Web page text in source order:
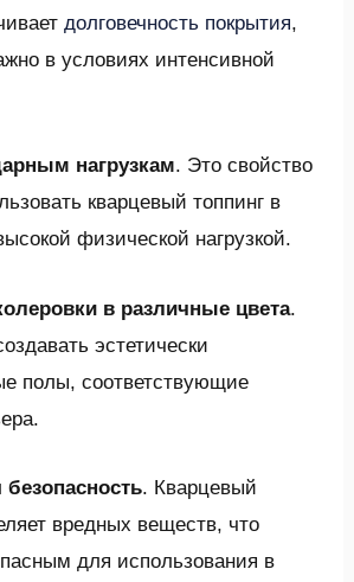
долговечность покрытия,
в условиях интенсивной
нагрузкам. Это свойство
кварцевый топпинг в
физической нагрузкой.
в различные цвета.
эстетически
полы, соответствующие
безопасность. Кварцевый
вредных веществ, что
для использования в